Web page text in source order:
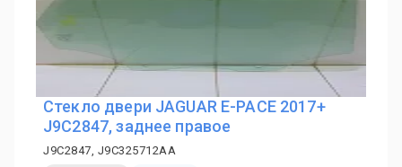
Стекло двери JAGUAR E-PACE 2017+
J9C2847, заднее правое
J9C2847, J9C325712AA